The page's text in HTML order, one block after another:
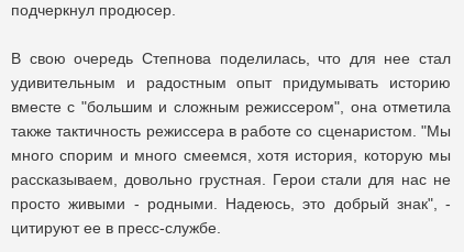
подчеркнул продюсер.
В свою очередь Степнова поделилась, что для нее стал
удивительным и радостным опыт придумывать историю
вместе с "большим и сложным режиссером", она отметила
также тактичность режиссера в работе со сценаристом. "Мы
много спорим и много смеемся, хотя история, которую мы
рассказываем, довольно грустная. Герои стали для нас не
просто живыми - родными. Надеюсь, это добрый знак", -
цитируют ее в пресс-службе.